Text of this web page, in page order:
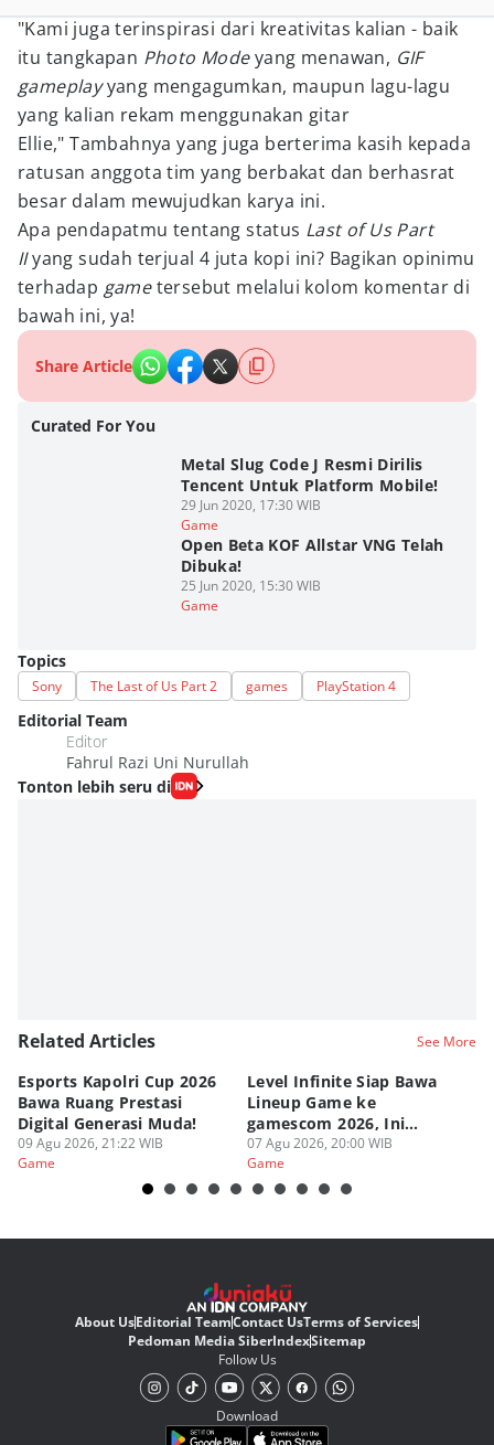
"Kami juga terinspirasi dari kreativitas kalian - baik
itu tangkapan Photo Modeyang menawan, GIF
gameplayyang mengagumkan, maupun lagu-lagu
yang kalian rekam menggunakan gitar
Ellie," Tambahnya yang juga berterima kasih kepada
ratusan anggota tim yang berbakat dan berhasrat
besar dalam mewujudkan karya ini.
Apa pendapatmu tentang status Last of Us Part
IIyang sudah terjual 4 juta kopi ini? Bagikan opinimu
terhadap gametersebut melalui kolom komentar di
bawah ini, ya!
Share Article
Curated For You
Metal Slug Code J Resmi Dirilis
Tencent Untuk Platform Mobile!
29 Jun 2020, 17:30 WIB
Game
Open Beta KOF Allstar VNG Telah
Dibuka!
25 Jun 2020, 15:30 WIB
Game
Topics
Sony The Last of Us Part 2 games PlayStation 4
Editorial Team
Editor
Fahrul Razi Uni Nurullah
Tonton lebih seru di
Related Articles See More
Esports Kapolri Cup 2026
Bawa Ruang Prestasi
Digital Generasi Muda!
09 Agu 2026, 21:22 WIB
Game
Level Infinite Siap Bawa
Lineup Game ke
gamescom 2026, Ini
Judulnya!
07 Agu 2026, 20:00 WIB
Game
About UsEditorial TeamContact UsTerms of Services
Pedoman Media SiberIndexSitemap
Follow Us
Download